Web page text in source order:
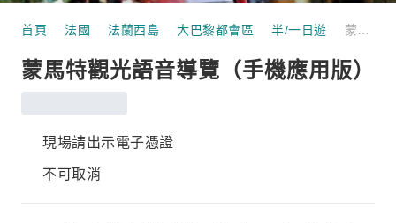
首頁 法國 法蘭西島 大巴黎都會區 半/一日遊
蒙馬特觀光語音導覽（手機應用版）
現場請出示電子憑證
不可取消